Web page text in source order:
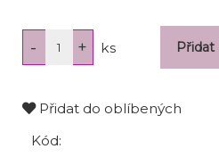
ks
Přidat do oblíbených
Kód: